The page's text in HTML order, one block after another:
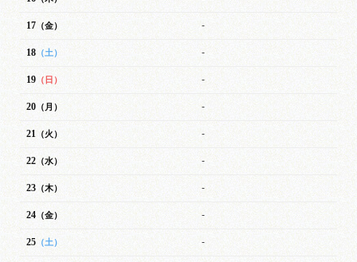
17 （金） -
18 （土） -
19 （日） -
20 （月） -
21 （火） -
22 （水） -
23 （木） -
24 （金） -
25 （土） -